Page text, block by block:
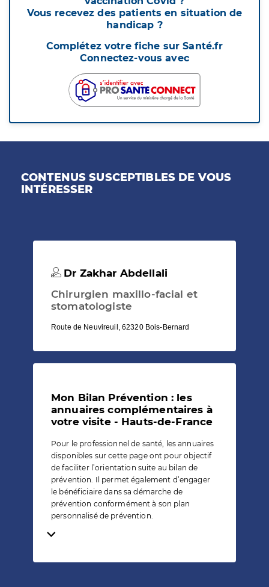
Vous recevez des patients en situation de
handicap ?
Complétez votre fiche sur Santé.fr
Connectez-vous avec
CONTENUS SUSCEPTIBLES DE VOUS
INTÉRESSER
Dr Zakhar Abdellali
Chirurgien maxillo-facial et
stomatologiste
Route de Neuvireuil, 62320 Bois-Bernard
Mon Bilan Prévention : les
annuaires complémentaires à
votre visite - Hauts-de-France
Pour le professionnel de santé, les annuaires
disponibles sur cette page ont pour objectif
de faciliter l’orientation suite au bilan de
prévention. Il permet également d’engager
le bénéficiaire dans sa démarche de
prévention conformément à son plan
personnalisé de prévention.
Temps de lecture